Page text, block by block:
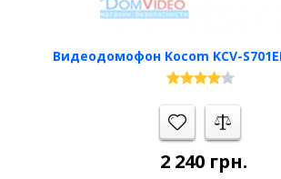
Видеодомофон Kocom KCV-
2 240 грн.